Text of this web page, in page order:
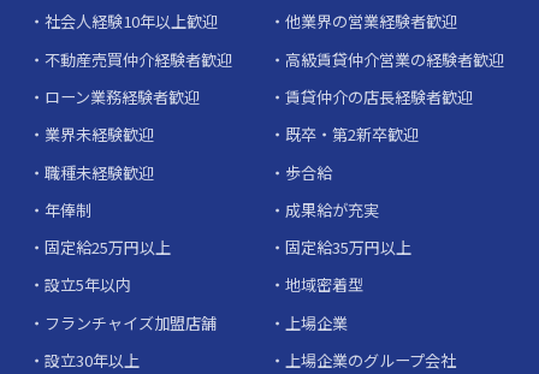
社会人経験10年以上歓迎
他業界の営業経験者歓迎
不動産売買仲介経験者歓迎
高級賃貸仲介営業の経験者歓迎
ローン業務経験者歓迎
賃貸仲介の店長経験者歓迎
業界未経験歓迎
既卒・第2新卒歓迎
職種未経験歓迎
歩合給
年俸制
成果給が充実
固定給25万円以上
固定給35万円以上
設立5年以内
地域密着型
フランチャイズ加盟店舗
上場企業
設立30年以上
上場企業のグループ会社